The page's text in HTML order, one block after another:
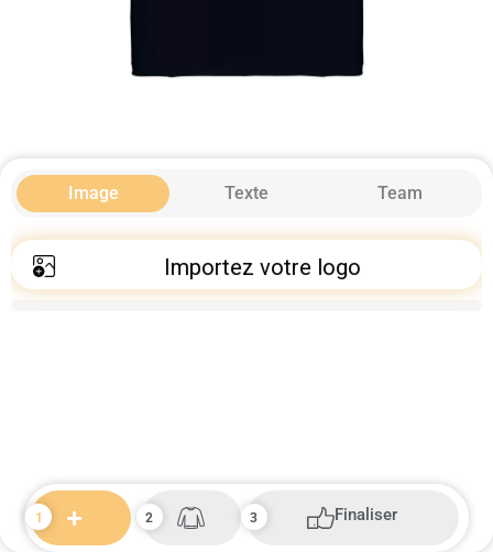
Finaliser
Image Texte Team
Importez votre logo